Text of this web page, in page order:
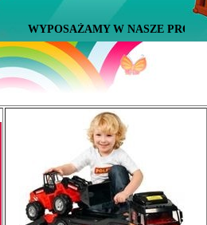
WYPOSAŻAMY W NASZE